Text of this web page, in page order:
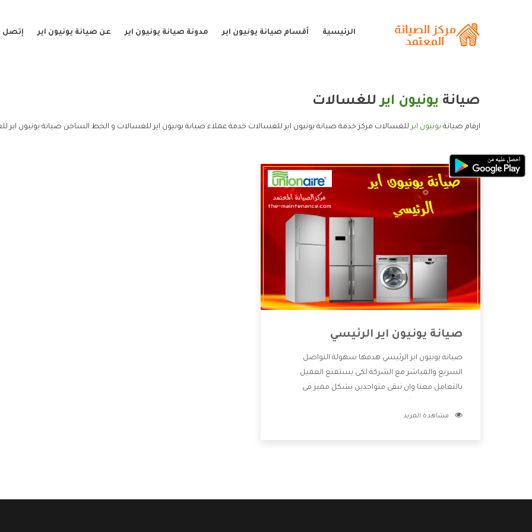
الرئيسية أقسام صيانة يونيون اير مدونة صيانة يونيون اير عن صيانة يونيون اير إتصل
صيانة يونيون ايرللغسالات
ارقام صيانة يونيون ايرللغسالات مركز خدمة صيانة يونيون اير للغسالات خدمة عملاء صيانة يونيون اير للغسالات و الخط الساخن صيانة يونيون اير
صيانة يونيون اير الرئيسي
صيانة يونيون اير الرئيسي هدفها سهولة التواصل
السريع والمباشر مع الشركة لكى يستمتع العميل
بالتعامل معنا وان نبقى متواجدين بشكل مميز فى
للعميل وان يستمتع بالخدمات التى تنفرد الشركة بها
مشاهدة المزيد